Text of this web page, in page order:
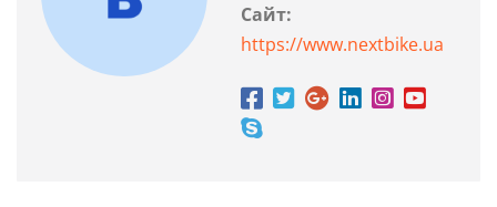
Сайт:
https://www.nextbike.ua